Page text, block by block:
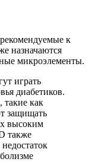
к
назначаются
микроэлементы.
играть
диабетиков.
как
защищать
высоким
также